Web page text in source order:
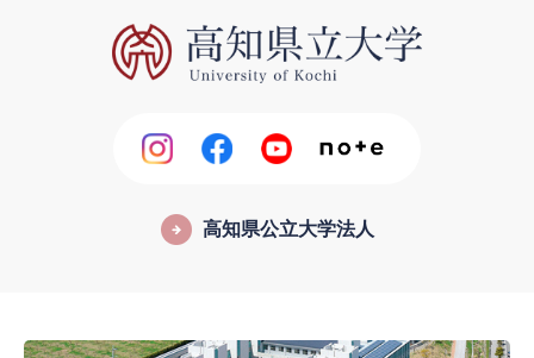
高知県公立大学法人